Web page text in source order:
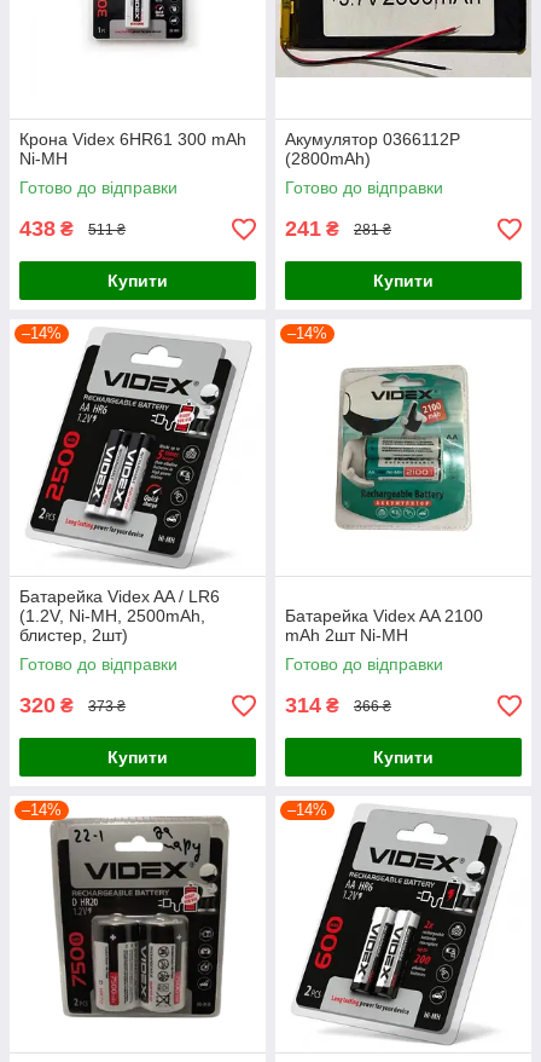
Крона Videx 6HR61 300 mAh
Ni-MH
Готово до відправки
438 ₴ 511 ₴
Купити
Акумулятор 0366112P
(2800mAh)
Готово до відправки
241 ₴ 281 ₴
Купити
–14%
Батарейка Videx AA / LR6
(1.2V, Ni-MH, 2500mAh,
блистер, 2шт)
Готово до відправки
320 ₴ 373 ₴
Купити
–14%
Батарейка Videx AA 2100
mAh 2шт Ni-MH
Готово до відправки
314 ₴ 366 ₴
Купити
–14% –14%